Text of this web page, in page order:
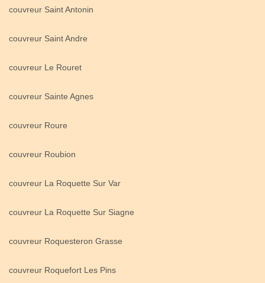
couvreur Saint Antonin
couvreur Saint Andre
couvreur Le Rouret
couvreur Sainte Agnes
couvreur Roure
couvreur Roubion
couvreur La Roquette Sur Var
couvreur La Roquette Sur Siagne
couvreur Roquesteron Grasse
couvreur Roquefort Les Pins